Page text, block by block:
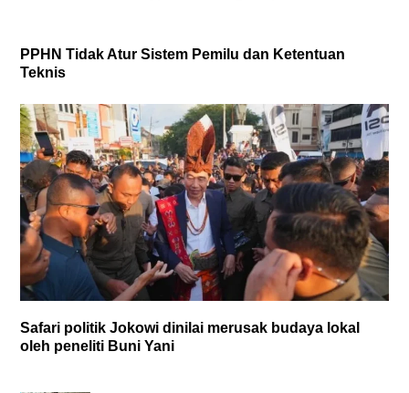
PPHN Tidak Atur Sistem Pemilu dan Ketentuan
Teknis
Safari politik Jokowi dinilai merusak budaya lokal
oleh peneliti Buni Yani